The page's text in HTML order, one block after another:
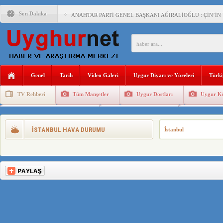
Son Dakika ANAHTAR PARTİ GENEL BAŞKANI AĞIRALİOĞLU :
ÇİN’İN DOĞU TÜRKİSTAN’DAKİ UYGULAMALARI
150 YILDIR KAYNAYAN YARAMIZ : ÇİN İŞGALİNDEKİ
ÇİN’İN UYGUR POLİTİKALARINI ÖVEN DİYANET
ÇİN’İN ANKARA BÜYÜKELÇİSİ JİANG’İN TRABZON
İŞGALCİ ÇİN’DEN “FETİHLER SULTANI
Genel Tarih Video Galeri Uygur Diyarı ve Yöreleri
TV Rehberi Tüm Manşetler Uygur Dostları Uygur
Uygurlarda Düğün ve Cenaze Uygur Geleneksel Tip Uygur
İSTANBUL HAVA DURUMU İstanbul